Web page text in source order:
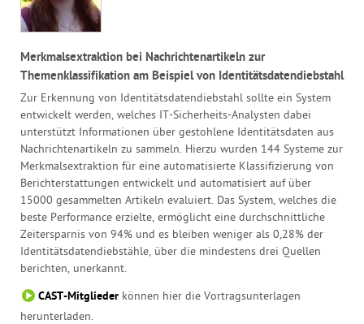
Merkmalsextraktion bei Nachrichtenartikeln zur
Themenklassifikation am Beispiel von Identitätsdatendiebstahl
Zur Erkennung von Identitätsdatendiebstahl sollte ein System
entwickelt werden, welches IT-Sicherheits-Analysten dabei
unterstützt Informationen über gestohlene Identitätsdaten aus
Nachrichtenartikeln zu sammeln. Hierzu wurden 144 Systeme zur
Merkmalsextraktion für eine automatisierte Klassifizierung von
Berichterstattungen entwickelt und automatisiert auf über
15000 gesammelten Artikeln evaluiert. Das System, welches die
beste Performance erzielte, ermöglicht eine durchschnittliche
Zeitersparnis von 94% und es bleiben weniger als 0,28% der
Identitätsdatendiebstähle, über die mindestens drei Quellen
berichten, unerkannt.
CAST-Mitglieder können hier die Vortragsunterlagen
herunterladen.